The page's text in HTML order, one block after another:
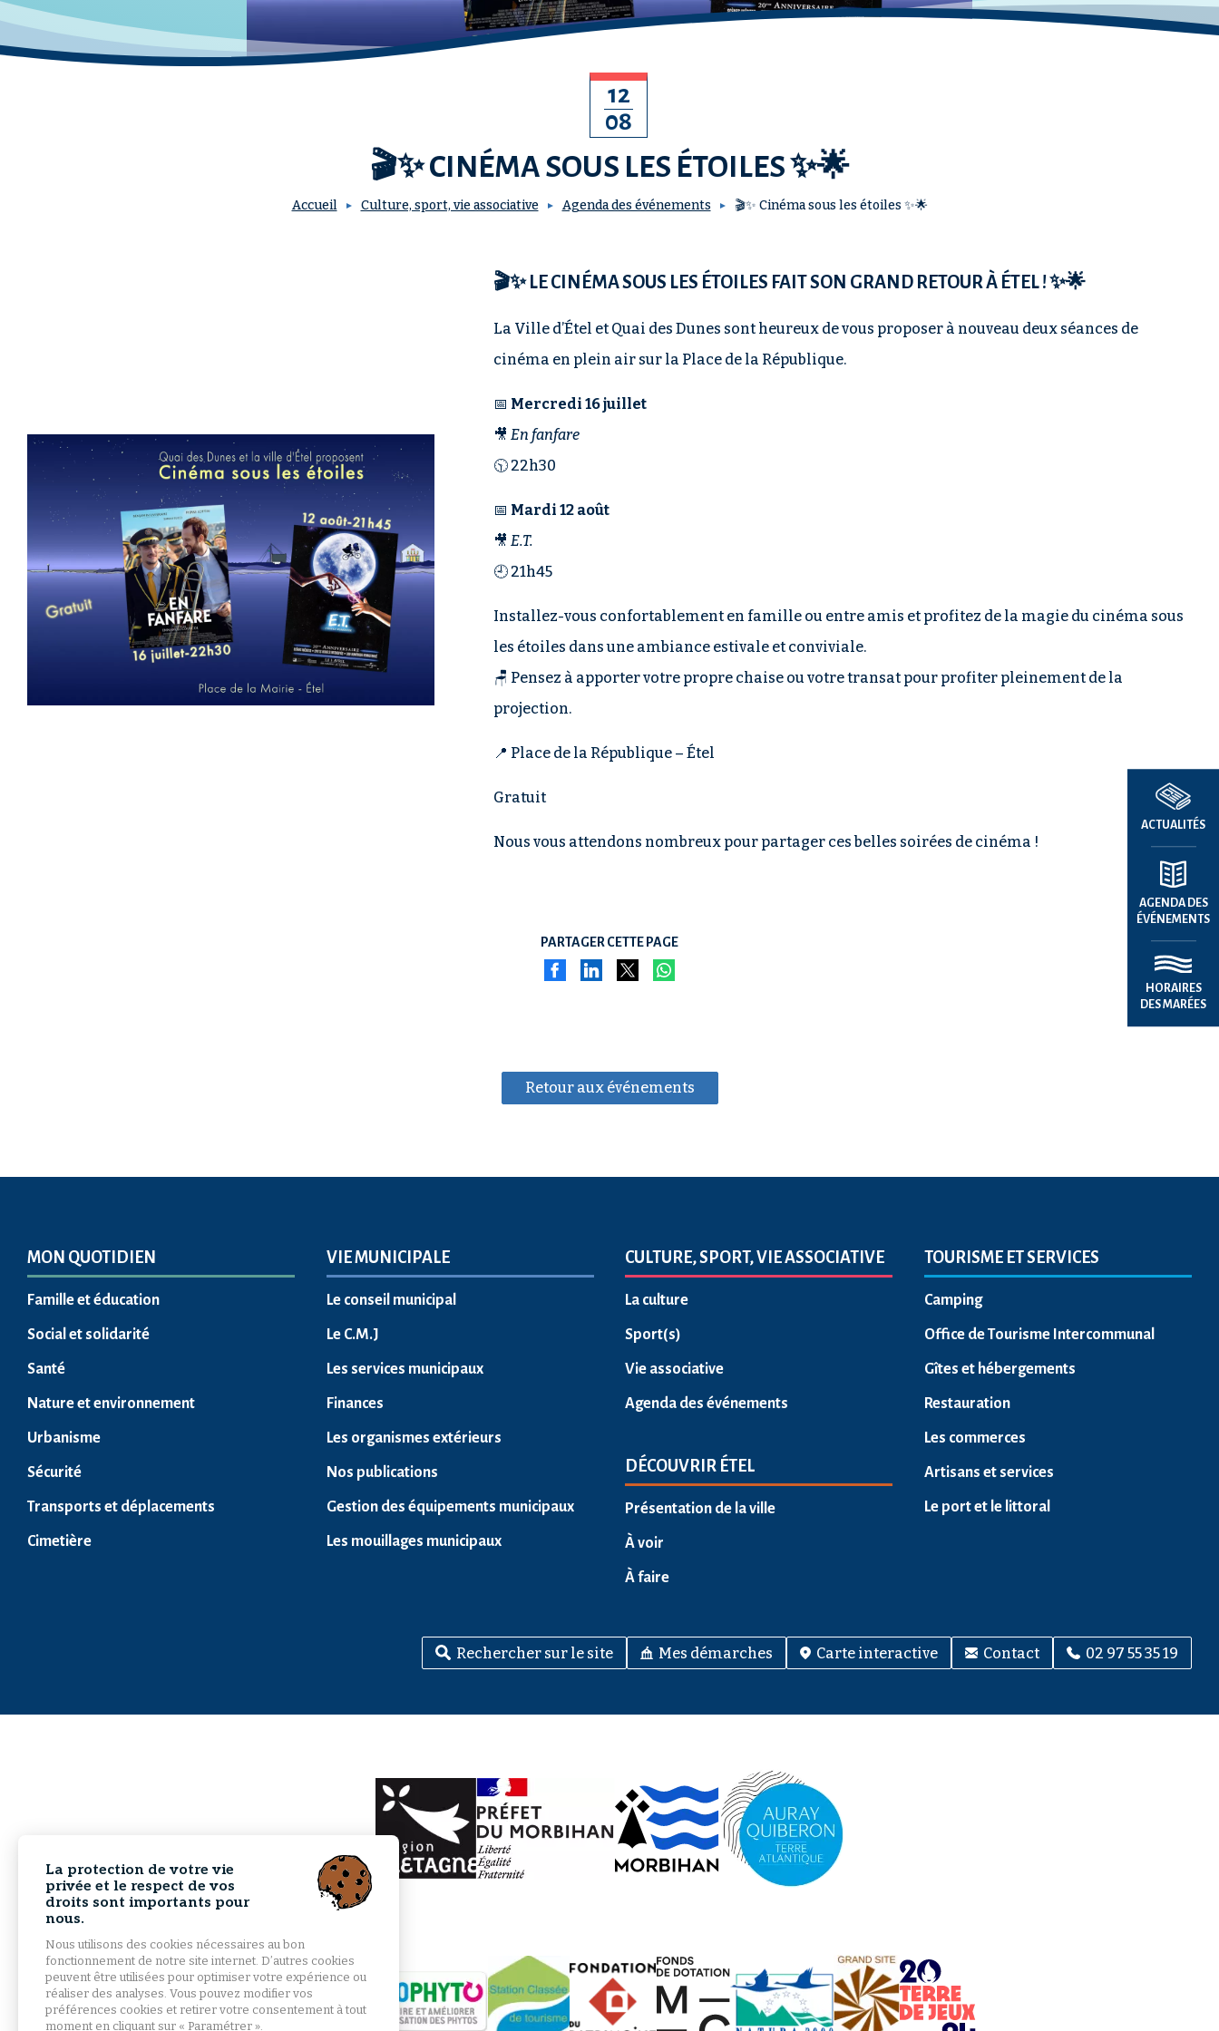
12
08
🎬✨ CINÉMA SOUS LES ÉTOILES ✨🌟
Accueil Culture, sport, vie associative Agenda des événements 🎬✨ Cinéma sous les étoiles ✨🌟
🎬✨ LE CINÉMA SOUS LES ÉTOILES FAIT SON GRAND RETOUR À ÉTEL ! ✨🌟
La Ville d’Étel et Quai des Dunes sont heureux de vous proposer à nouveau deux séances de
cinéma en plein air sur la Place de la République.
📅 Mercredi 16 juillet
🎥 En fanfare
🕥 22h30
📅 Mardi 12 août
🎥 E.T.
🕘 21h45
Installez-vous confortablement en famille ou entre amis et profitez de la magie du cinéma sous
les étoiles dans une ambiance estivale et conviviale.
🪑 Pensez à apporter votre propre chaise ou votre transat pour profiter pleinement de la
projection.
📍 Place de la République – Étel
Gratuit
Nous vous attendons nombreux pour partager ces belles soirées de cinéma !
PARTAGER CETTE PAGE
Retour aux événements
MON QUOTIDIEN
Famille et éducation
Social et solidarité
Santé
Nature et environnement
Urbanisme
Sécurité
Transports et déplacements
Cimetière
VIE MUNICIPALE
Le conseil municipal
Le C.M.J
Les services municipaux
Finances
Les organismes extérieurs
Nos publications
Gestion des équipements municipaux
Les mouillages municipaux
CULTURE, SPORT, VIE ASSOCIATIVE
La culture
Sport(s)
Vie associative
Agenda des événements
DÉCOUVRIR ÉTEL
Présentation de la ville
À voir
À faire
TOURISME ET SERVICES
Camping
Office de Tourisme Intercommunal
Gîtes et hébergements
Restauration
Les commerces
Artisans et services
Le port et le littoral
Rechercher sur le site Mes démarches Carte interactive Contact 02 97 55 35 19
ACTUALITÉS
AGENDA DES
ÉVÉNEMENTS
HORAIRES
DES MARÉES
La protection de votre vie
privée et le respect de vos
droits sont importants pour
nous.
Nous utilisons des cookies nécessaires au bon
fonctionnement de notre site internet. D’autres cookies
peuvent être utilisées pour optimiser votre expérience ou
réaliser des analyses. Vous pouvez modifier vos
préférences cookies et retirer votre consentement à tout
moment en cliquant sur « Paramétrer ».